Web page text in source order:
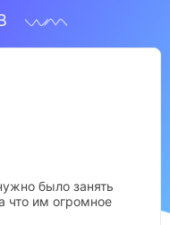
было занять
что им огромное